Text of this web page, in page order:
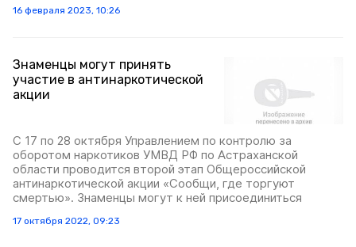
16 февраля 2023, 10:26
Знаменцы могут принять
участие в антинаркотической
акции
С 17 по 28 октября Управлением по контролю за
оборотом наркотиков УМВД РФ по Астраханской
области проводится второй этап Общероссийской
антинаркотической акции «Сообщи, где торгуют
смертью». Знаменцы могут к ней присоединиться
17 октября 2022, 09:23